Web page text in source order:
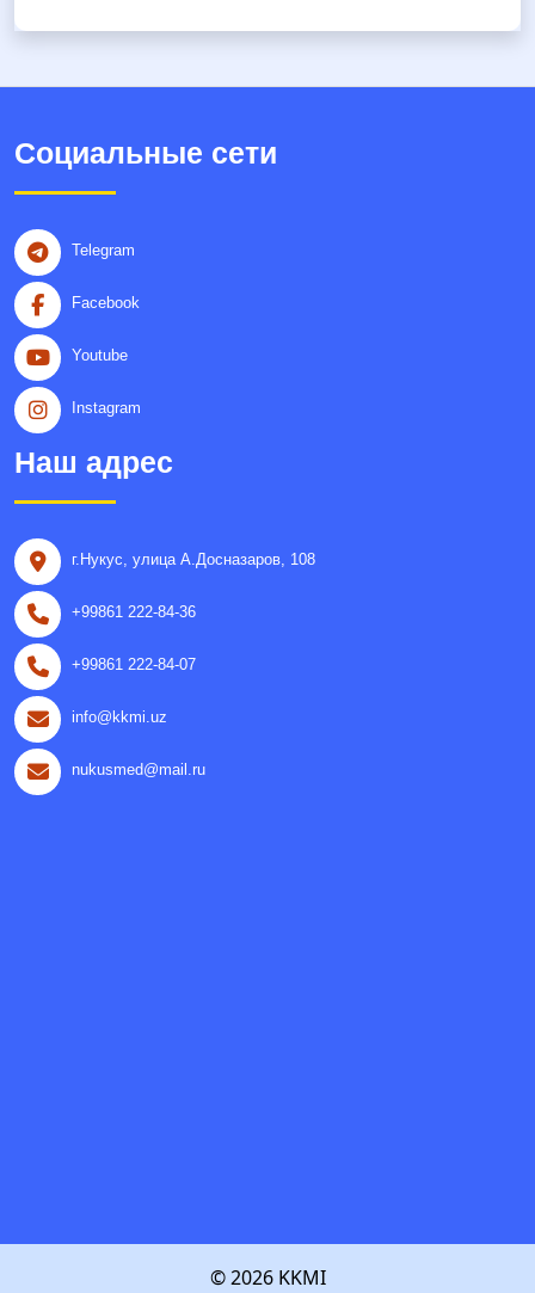
Социальные сети
Telegram
Facebook
Youtube
Instagram
Наш адрес
г.Нукус, улица A.Досназаров, 108
+99861 222-84-36
+99861 222-84-07
info@kkmi.uz
nukusmed@mail.ru
© 2026 KKMI